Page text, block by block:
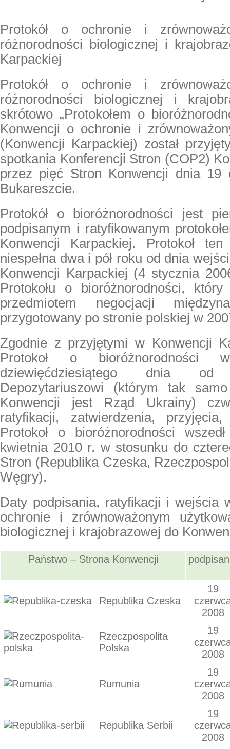
Protokół o ochronie i
różnorodności biologicznej i
Karpackiej
Protokół o ochronie i
różnorodności biologicznej i
skrótowo „Protokołem o
Konwencji o ochronie i
(Konwencji Karpackiej) został
spotkania Konferencji Stron (COP2)
przez pięć Stron Konwencji dnia 19
Bukareszcie.
Protokół o bioróżnorodności jest
podpisanym i ratyfikowanym
Konwencji Karpackiej. Protokoł
niespełna dwa i pół roku od dnia
Konwencji Karpackiej (4 stycznia
Protokołu o bioróżnorodności,
przedmiotem negocjacji
przygotowany po stronie polskiej w
Zgodnie z przyjętymi w Konwencji
Protokoł o bioróżnorodności
dziewięćdziesiątego dnia
Depozytariuszowi (którym tak
Konwencji jest Rząd Ukrainy)
ratyfikacji, zatwierdzenia,
Protokoł o bioróżnorodności
kwietnia 2010 r. w stosunku do
Stron (Republika Czeska,
Węgry).
Daty podpisania, ratyfikacji i wejścia
ochronie i zrównoważonym
biologicznej i krajobrazowej do
Państwo – Strona Konwencji
Republika Czeska
19
2008
Rzeczpospolita
Polska
19
2008
Rumunia
19
2008
Republika Serbii
19
2008